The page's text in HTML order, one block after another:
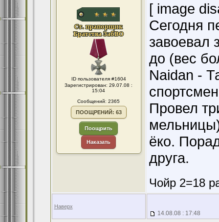
ID пользователя #1604
Зарегистрирован: 29.07.08 :
15:04
Сообщений: 2365
ПООЩРЕНИЙ: 63
Поощрить
Наказать
[ image
Сегодня
завоевал
до (вес
Naidan -
Провел
ёко.
друга.
Чойр 2=18
Наверх
14.08.08 : 17:48